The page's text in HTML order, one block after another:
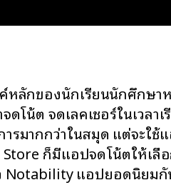
หลักของนักเรียนนักศึกษา
ดโน้ต จดเลคเชอร์ในเวลา
รมากกว่าในสมุด แต่จะใช้
Store ก็มีแอปจดโน้ตให้เลื
Notability แอปยอดนิยม